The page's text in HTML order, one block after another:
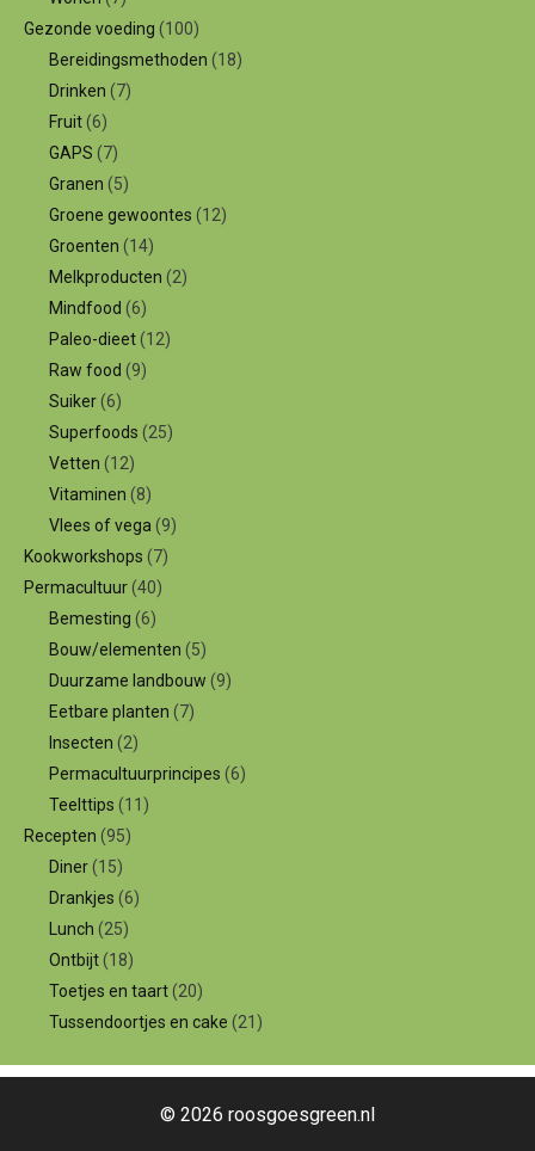
Gezonde voeding (100)
Bereidingsmethoden (18)
Drinken (7)
Fruit(6)
GAPS (7)
Granen (5)
Groene gewoontes (12)
Groenten (14)
Melkproducten (2)
Mindfood (6)
Paleo-dieet(12)
Raw food (9)
Suiker(6)
Superfoods (25)
Vetten (12)
Vitaminen (8)
Vlees of vega(9)
Kookworkshops (7)
Permacultuur(40)
Bemesting (6)
Bouw/elementen (5)
Duurzame landbouw (9)
Eetbare planten (7)
Insecten (2)
Permacultuurprincipes (6)
Teelttips (11)
Recepten (95)
Diner(15)
Drankjes (6)
Lunch (25)
Ontbijt(18)
Toetjes en taart(20)
Tussendoortjes en cake (21)
© 2026 roosgoesgreen.nl